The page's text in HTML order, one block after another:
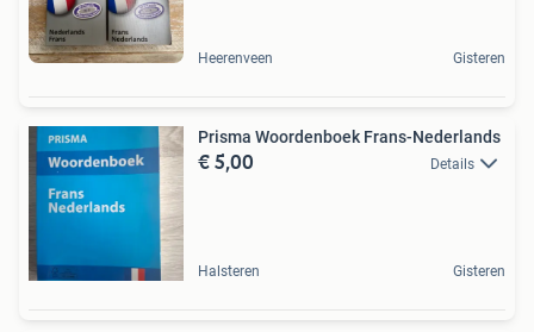
Heerenveen Gisteren
Prisma Woordenboek Frans-Nederlands
€ 5,00 Details
Halsteren Gisteren